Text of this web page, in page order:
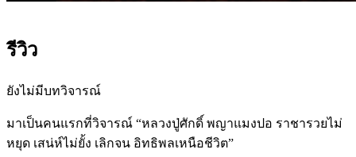
รีวิว
ยังไม่มีบทวิจารณ์
มาเป็นคนแรกที่วิจารณ์ “หลวงปู่ศักดิ์ พญาแมงปอ ราชารวยไม่
หยุด เสน่ห์ไม่ยั้ง เลิกจน อิทธิพลเหนือชีวิต”